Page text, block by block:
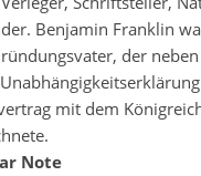
Benjamin Franklin
der
mit dem
Note